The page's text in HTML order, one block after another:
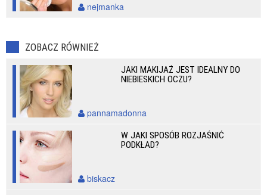
nejmanka
ZOBACZ RÓWNIEŻ
JAKI MAKIJAŻ JEST IDEALNY DO
NIEBIESKICH OCZU?
pannamadonna
W JAKI SPOSÓB ROZJAŚNIĆ
PODKŁAD?
biskacz